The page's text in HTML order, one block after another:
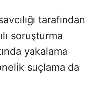
tarafından
soruşturma
yakalama
suçlama da